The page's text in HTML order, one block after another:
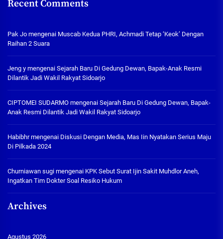
Recent Comments
Pak Jo mengenai Muscab Kedua PHRI, Achmadi Tetap ‘Keok’ Dengan
Raihan 2 Suara
Jeng y mengenai Sejarah Baru Di Gedung Dewan, Bapak-Anak Resmi
Dilantik Jadi Wakil Rakyat Sidoarjo
CIPTOMEI SUDARMO mengenai Sejarah Baru Di Gedung Dewan, Bapak-
Anak Resmi Dilantik Jadi Wakil Rakyat Sidoarjo
Habibhrmengenai Diskusi Dengan Media, Mas Iin Nyatakan Serius Maju
Di Pilkada 2024
Churniawan sugi mengenai KPK Sebut Surat Ijin Sakit Muhdlor Aneh,
Ingatkan Tim Dokter Soal Resiko Hukum
Archives
Agustus 2026